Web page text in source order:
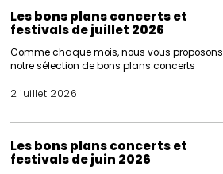
Les bons plans concerts et
festivals de juillet 2026
Comme chaque mois, nous vous proposons
notre sélection de bons plans concerts
2 juillet 2026
Les bons plans concerts et
festivals de juin 2026